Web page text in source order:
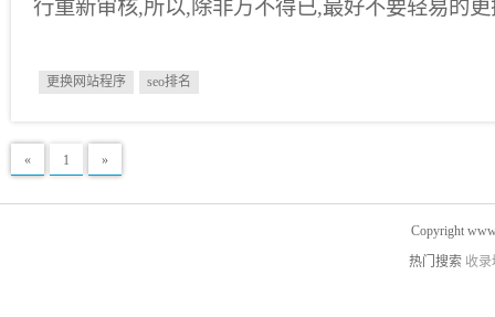
行重新审核,所以,除非万不得已,最好不要轻易的
更换网站程序 seo排名
« 1 »
Copyright
热门搜索 收录